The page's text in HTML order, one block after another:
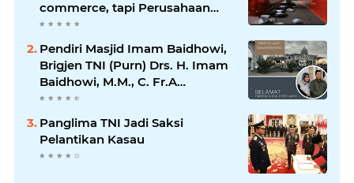
commerce, tapi Perusahaan
Kurir
Pendiri Masjid Imam Baidhowi,
Brigjen TNI (Purn) Drs. H. Imam
Baidhowi, M.M., C. Fr.A
Mengucapkan Selamat Idul Fitri
1445 H
Panglima TNI Jadi Saksi
Pelantikan Kasau